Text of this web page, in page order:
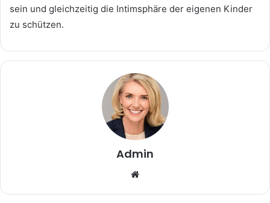
sein und gleichzeitig die Intimsphäre der eigenen Kinder
zu schützen.
Admin